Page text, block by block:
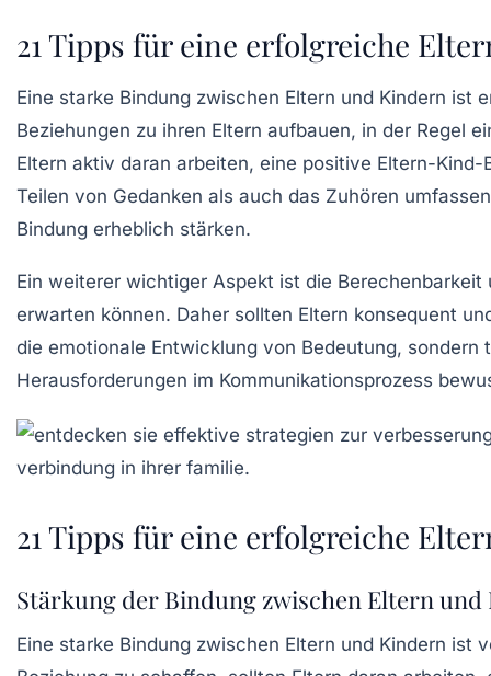
21 Tipps für eine erfolgreiche
Eine starke Bindung zwischen Eltern und Kindern ist
Beziehungen zu ihren Eltern aufbauen, in der Regel
Eltern aktiv daran arbeiten, eine positive Eltern-Kind-
Teilen von Gedanken als auch das Zuhören
Bindung erheblich stärken.
Ein weiterer wichtiger Aspekt ist die Berechenbarkeit
erwarten können. Daher sollten Eltern konsequent
die emotionale Entwicklung von Bedeutung, sondern
Herausforderungen im Kommunikationsprozess
21 Tipps für eine erfolgreiche
Stärkung der Bindung zwischen Eltern
Eine starke Bindung zwischen Eltern und Kindern ist